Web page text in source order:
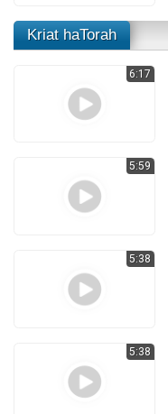
Kriat haTorah
6:17
5:59
5:38
5:38